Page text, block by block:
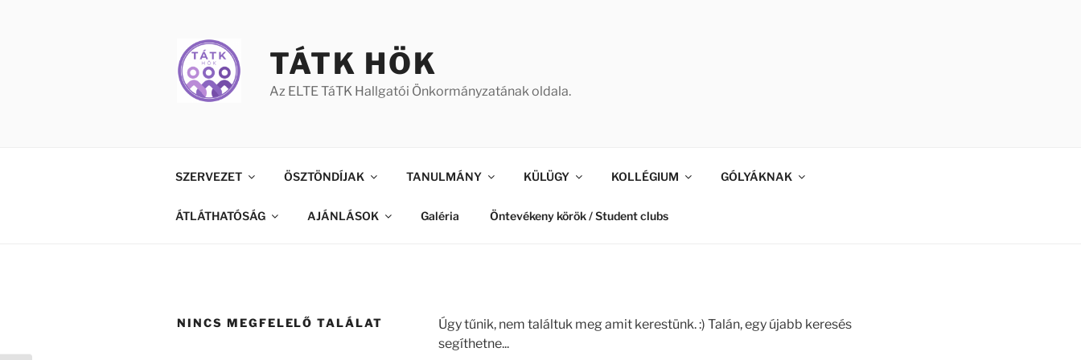
TÁTK HÖK
Az ELTE TáTK Hallgatói Önkormányzatának oldala.
SZERVEZET ÖSZTÖNDÍJAK TANULMÁNY KÜLÜGY KOLLÉGIUM GÓLYÁKNAK
ÁTLÁTHATÓSÁG AJÁNLÁSOK Galéria Öntevékeny körök / Student clubs
NINCS MEGFELELŐ TALÁLAT
Úgy tűnik, nem találtuk meg amit kerestünk. :) Talán, egy újabb keresés
segíthetne...